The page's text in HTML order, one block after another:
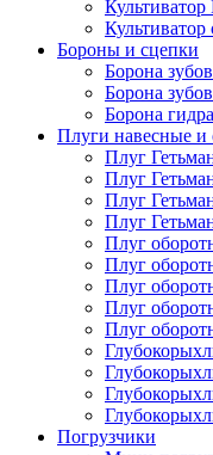
Бороны и сцепки
Борона
Борона
Борона
Плуги навесные и
Плуг
Плуг
Плуг
Плуг
Плуг
Плуг
Плуг
Плуг
Плуг
Погрузчики